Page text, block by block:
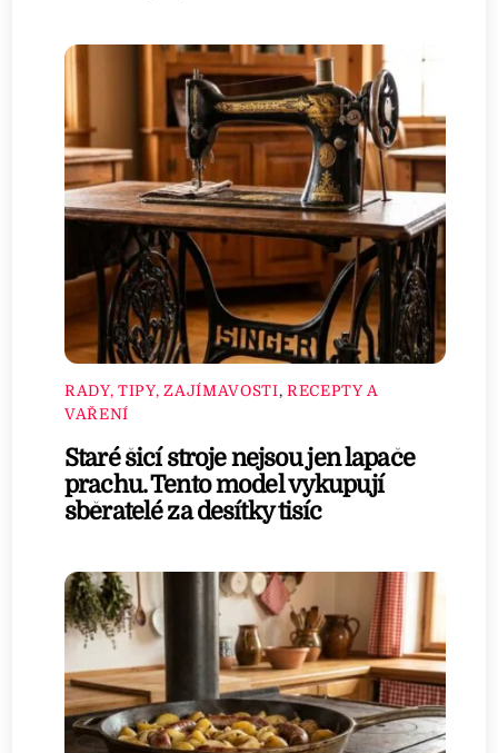
RADY, TIPY, ZAJÍMAVOSTI, RECEPTY A
VAŘENÍ
Staré šicí stroje nejsou jen lapače
prachu. Tento model vykupují
sběratelé za desítky tisíc